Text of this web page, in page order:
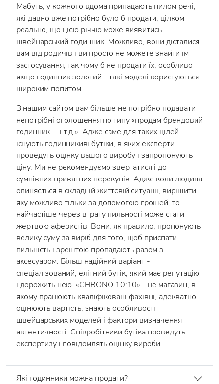
Мабуть, у кожного вдома припадають пилом речі,
які давно вже потрібно було б продати, цілком
реально, що цією річчю може виявитись
швейцарський годинник. Можливо, вони дісталися
вам від родичів і ви просто не можете знайти їм
застосування, так чому б не продати їх, особливо
якщо годинник золотий - такі моделі користуються
широким попитом.
З нашим сайтом вам більше не потрібно подавати
непотрібні оголошення по типу «продам брендовий
годинник ... і т.д.». Адже саме для таких цілей
існують годинникиві бутіки, в яких експерти
проведуть оцінку вашого виробу і запропонують
ціну. Ми не рекомендуємо звертатися і до
сумнівних приватних перекупів. Адже коли людина
опиняється в складній життєвій ситуації, вирішити
яку можливо тільки за допомогою грошей, то
найчастіше через втрату пильності може стати
жертвою аферистів. Вони, як правило, пропонують
велику суму за виріб для того, щоб приспати
пильність і зрештою пропадають разом з
аксесуаром. Більш надійний варіант -
спеціалізований, елітний бутік, який має репутацію
і дорожить нею. «CHRONO 10:10» - це магазин, в
якому працюють кваліфіковані фахівці, адекватно
оцінюють вартість, знають особливості
швейцарських моделей і фактори визначення
автентичності. Співробітники бутіка проведуть
експертизу і повідомлять оцінку вироби.
Які годинники можна продати?